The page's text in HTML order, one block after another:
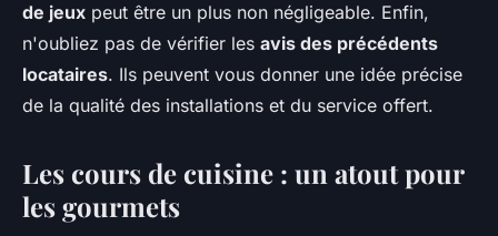
de jeux peut être un plus non négligeable. Enfin,
n'oubliez pas de vérifier les avis des précédents
locataires. Ils peuvent vous donner une idée précise
de la qualité des installations et du service offert.
Les cours de cuisine : un atout pour
les gourmets